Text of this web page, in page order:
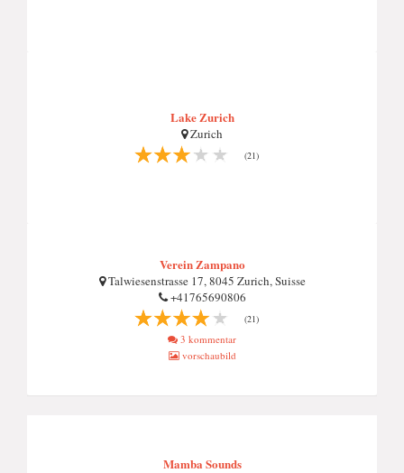
Lake Zurich
Zurich
(21)
Verein Zampano
Talwiesenstrasse 17, 8045 Zurich, Suisse
+41765690806
(21)
3 kommentar
vorschaubild
Mamba Sounds